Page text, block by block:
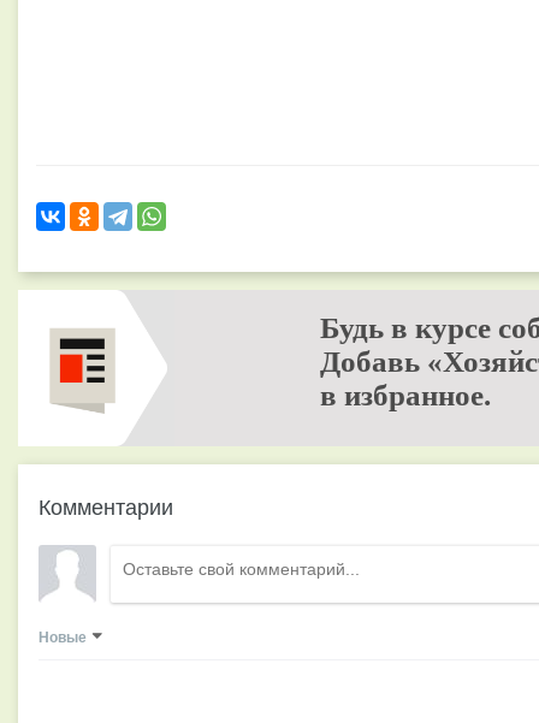
Будь в курсе
Добавь
в избранное.
Комментарии
Новые